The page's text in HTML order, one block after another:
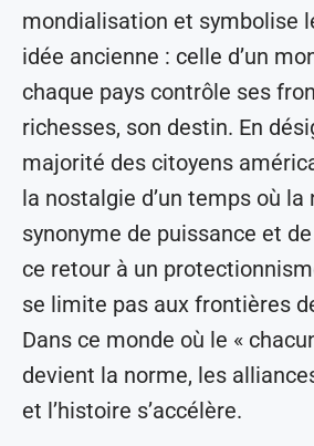
mondialisation et symbolise
idée ancienne : celle d’un
chaque pays contrôle ses
richesses, son destin. En
majorité des citoyens
la nostalgie d’un temps où
synonyme de puissance et
ce retour à un
se limite pas aux frontières
Dans ce monde où le «
devient la norme, les
et l’histoire s’accélère.